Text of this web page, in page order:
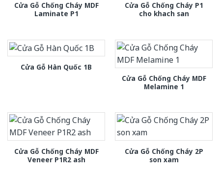
Cửa Gỗ Chống Cháy MDF
Laminate P1
Cửa Gỗ Chống Cháy P1
cho khach san
Cửa Gỗ Hàn Quốc 1B
Cửa Gỗ Chống Cháy MDF
Melamine 1
Cửa Gỗ Chống Cháy MDF
Veneer P1R2 ash
Cửa Gỗ Chống Cháy 2P
son xam